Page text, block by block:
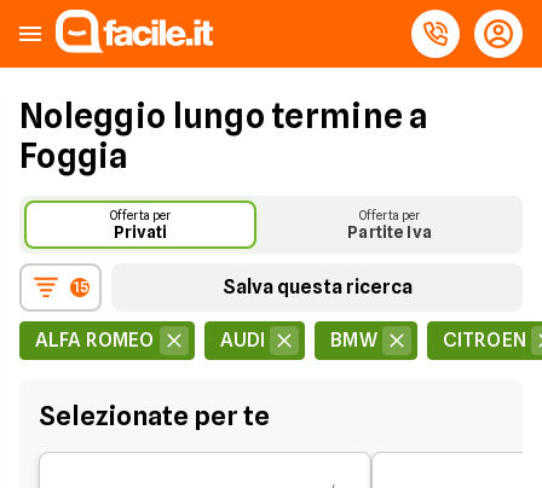
Noleggio lungo termine a
Foggia
Offerta per
Privati
Offerta per
Partite Iva
15 Salva questa ricerca
ALFA ROMEO AUDI BMW CITROEN
Selezionate per te